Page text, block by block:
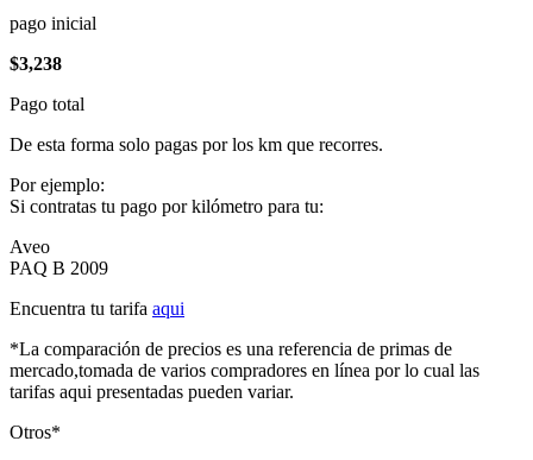
pago inicial
$3,238
Pago total
De esta forma solo pagas por los km que recorres.
Por ejemplo:
Si contratas tu pago por kilómetro para tu:
Aveo
PAQ B 2009
Encuentra tu tarifa aqui
*La comparación de precios es una referencia de primas de
mercado,tomada de varios compradores en línea por lo cual las
tarifas aqui presentadas pueden variar.
Otros*